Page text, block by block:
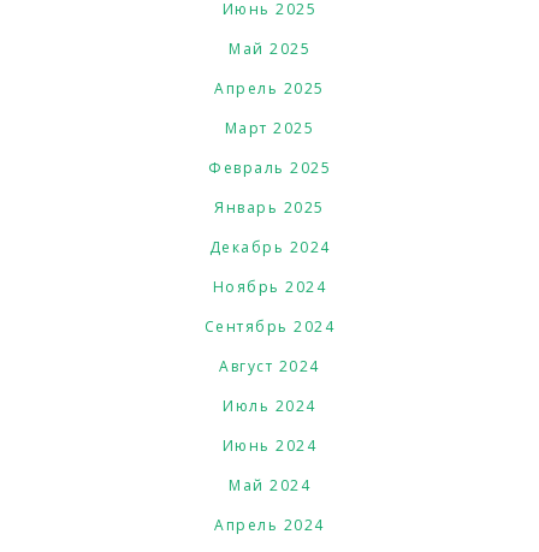
Июнь 2025
Май 2025
Апрель 2025
Март 2025
Февраль 2025
Январь 2025
Декабрь 2024
Ноябрь 2024
Сентябрь 2024
Август 2024
Июль 2024
Июнь 2024
Май 2024
Апрель 2024